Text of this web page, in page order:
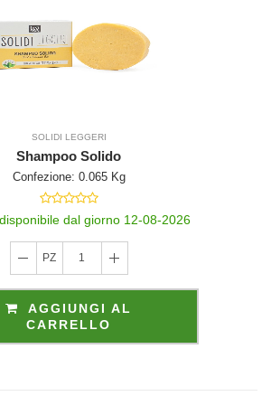
SOLIDI LEGGERI
Shampoo Solido
Confezione: 0.065 Kg
dal giorno 12-08-2026
PZ 1
AGGIUNGI AL
CARRELLO